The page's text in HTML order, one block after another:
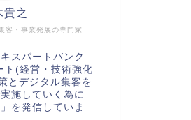
客・事業発展の専門家
貴之
スパートバンク
ト(経営・技術強化
とデジタル集客を
施していく為に
を発信していま